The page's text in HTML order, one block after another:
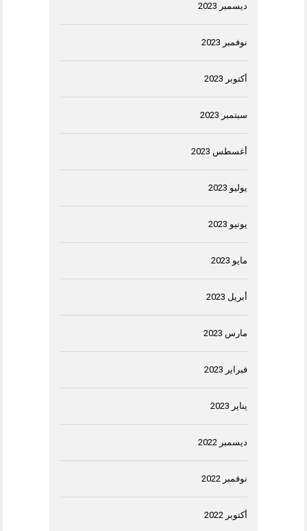
ديسمبر 2023
نوفمبر 2023
أكتوبر 2023
سبتمبر 2023
أغسطس 2023
يوليو 2023
يونيو 2023
مايو 2023
أبريل 2023
مارس 2023
فبراير 2023
يناير 2023
ديسمبر 2022
نوفمبر 2022
أكتوبر 2022